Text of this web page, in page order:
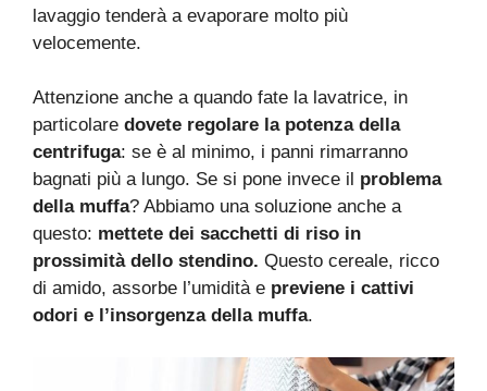
lavaggio tenderà a evaporare molto più
velocemente.
Attenzione anche a quando fate la lavatrice, in
particolare dovete regolare la potenza della
centrifuga: se è al minimo, i panni rimarranno
bagnati più a lungo. Se si pone invece il problema
della muffa? Abbiamo una soluzione anche a
questo: mettete dei sacchetti di riso in
prossimità dello stendino. Questo cereale, ricco
di amido, assorbe l’umidità e previene i cattivi
odori e l’insorgenza della muffa.